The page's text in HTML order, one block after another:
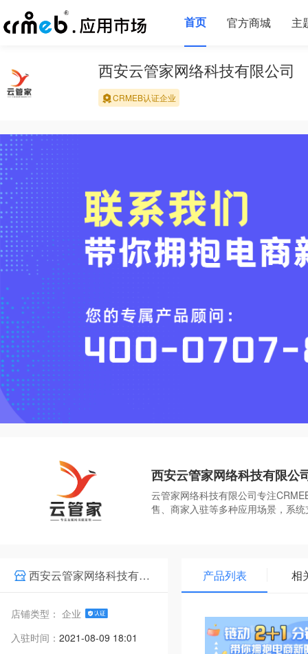
首页 官方商城 主
西安云管家网络科技有限公司
CRMEB认证企业
西安云管家网络科技有限公
云管家网络科技有限公司专注
售、商家入驻等多种应用场景，系
西安云管家网络科技有限公司
店铺类型： 企业
入驻时间： 2021-08-09 18:01
产品列表 相